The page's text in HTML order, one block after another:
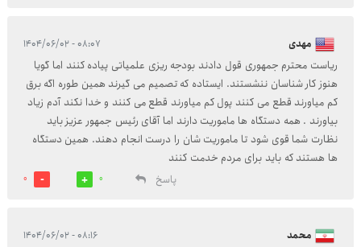
مهدی ۰۸:۰۷ - ۱۴۰۴/۰۶/۰۲
ریاست محترم جمهوری قول دادند بودجه ریزی علمیاتی پیاده کنند اما گویا
هنوز کار شناسان ننشستند. ایستاده که تصمیم می گیرند همین طوره اگه برق
کم میاورند قطع می کنند پول کم میاورند قطع می کنند و خدا نکند آدم زیاد
بیاورند . همه دستگاه ها ماموریت دارند اما آقای رئیس جمهور عزیز باید
نظارت شما قوی شود تا ماموریت شان را درست انجام دهند. همین دستگاه
ها هستند که باید برای مردم خدمت کنند
پاسخ
0
0
محمد ۰۸:۱۶ - ۱۴۰۴/۰۶/۰۲